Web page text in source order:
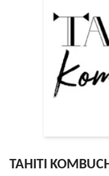
TAHITI